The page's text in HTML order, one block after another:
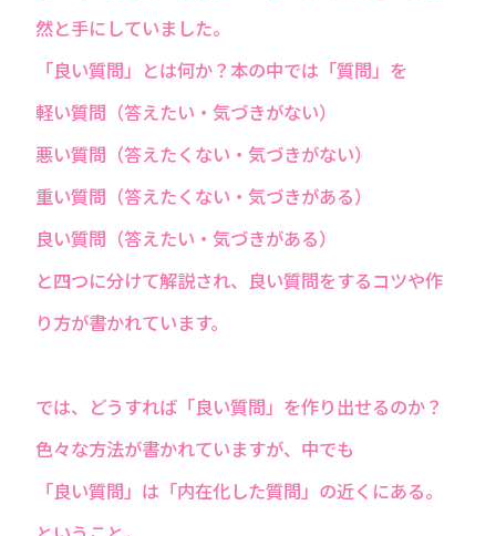
然と手にしていました。
「良い質問」とは何か？本の中では「質問」を
軽い質問（答えたい・気づきがない）
悪い質問（答えたくない・気づきがない）
重い質問（答えたくない・気づきがある）
良い質問（答えたい・気づきがある）
と四つに分けて解説され、良い質問をするコツや作
り方が書かれています。
では、どうすれば「良い質問」を作り出せるのか？
色々な方法が書かれていますが、中でも
「良い質問」は「内在化した質問」の近くにある。